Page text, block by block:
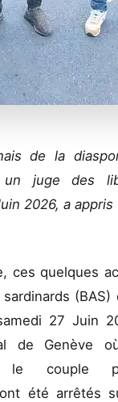
de la
un juge des
2026, a
ces quelques
(BAS)
27 Juin
de Genève
le couple
été arrêtés